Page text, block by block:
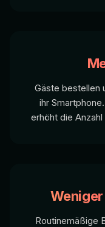
Gäste bestellen
ihr
erhöht die
Weniger
Routinemäßige